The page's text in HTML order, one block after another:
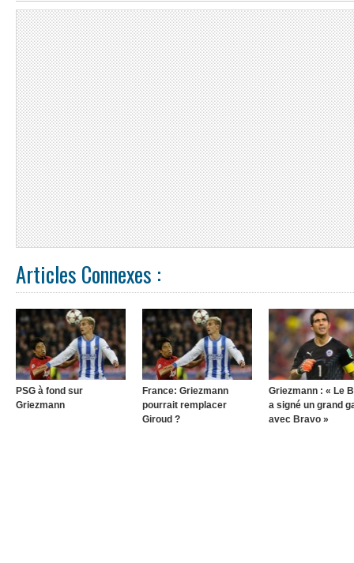
Articles Connexes :
PSG à fond sur
Griezmann
France: Griezmann
pourrait remplacer
Giroud ?
Griezmann : « Le
a signé un grand
avec Bravo »